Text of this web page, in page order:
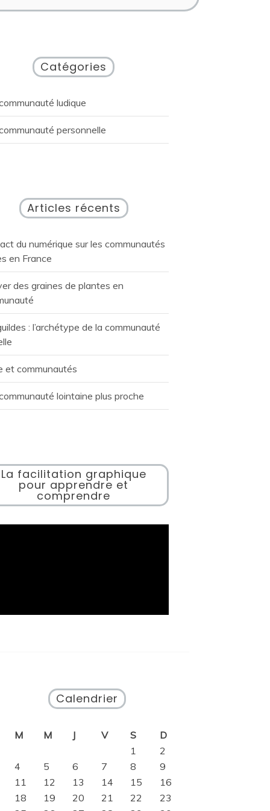
Catégories
ludique
personnelle
Articles récents
du numérique sur les communautés
en France
des graines de plantes en
: l’archétype de la communauté
et communautés
lointaine plus proche
La facilitation graphique
pour apprendre et
comprendre
Calendrier
M M J V S
D
1
2
4
5 6 7 8
9
11
12 13 14 15
16
18
19 20 21 22
23